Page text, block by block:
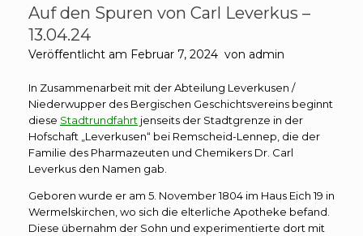
Auf den Spuren von Carl Leverkus –
13.04.24
Veröffentlicht am Februar 7, 2024 von admin
In Zusammenarbeit mit der Abteilung Leverkusen /
Niederwupper des Bergischen Geschichtsvereins beginnt
diese Stadtrundfahrt jenseits der Stadtgrenze in der
Hofschaft „Leverkusen“ bei Remscheid-Lennep, die der
Familie des Pharmazeuten und Chemikers Dr. Carl
Leverkus den Namen gab.
Geboren wurde er am 5. November 1804 im Haus Eich 19 in
Wermelskirchen, wo sich die elterliche Apotheke befand.
Diese übernahm der Sohn und experimentierte dort mit